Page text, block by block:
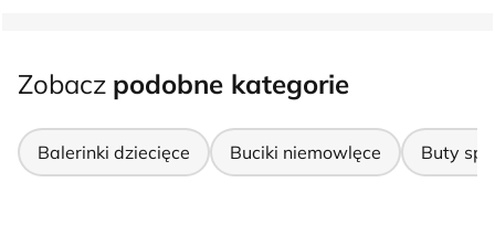
Zobacz podobne kategorie
Balerinki dziecięce Buciki niemowlęce Buty